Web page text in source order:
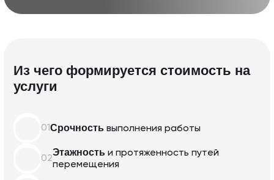
Из чего формируется стоимость на
услуги
01Срочность выполнения работы
02
Этажность и протяженность путей
перемещения